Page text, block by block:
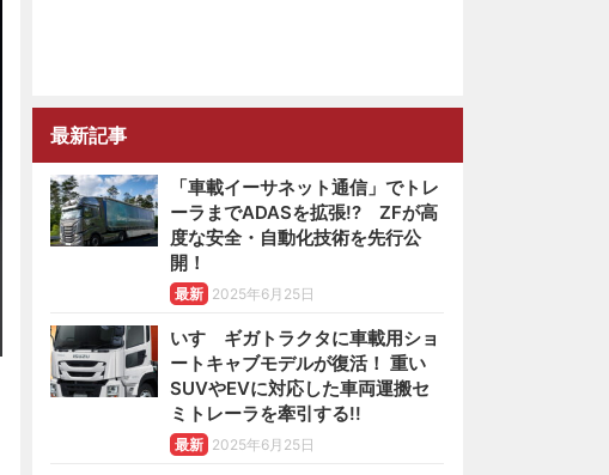
最新記事
「車載イーサネット通信」でトレ
ーラまでADASを拡張!? ZFが高
度な安全・自動化技術を先行公
開！
最新 2025年6月25日
いすゞギガトラクタに車載用ショ
ートキャブモデルが復活！ 重い
SUVやEVに対応した車両運搬セ
ミトレーラを牽引する!!
最新 2025年6月25日